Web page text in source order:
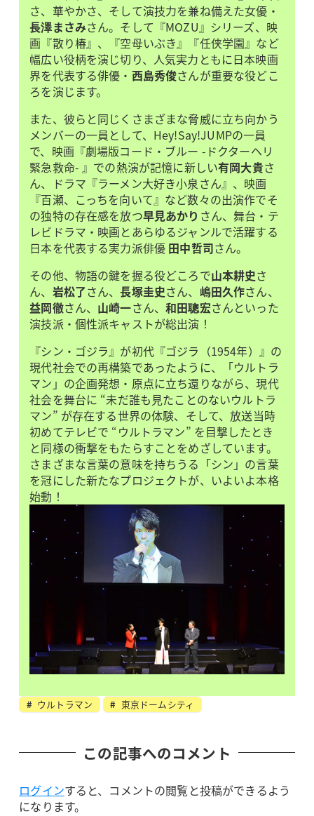
さ、華やかさ、そして演技力を兼ね備えた女優・
長澤まさみさん。そして『MOZU』シリーズ、映
画『散り椿』、『空⺟いぶき』『任侠学園』など
幅広い役柄を演じ切り、人気実力ともに日本映画
界を代表する俳優・ 西島秀俊さんが重要な役どこ
ろを演じます。
また、彼らと同じくさまざまな脅威に立ち向かう
メンバーの一員として、Hey!Say!JUMPの一員
で、映画『劇場版コード・ブルー -ドクターヘリ
緊急救命- 』での熱演が記憶に新しい有岡大貴さ
ん、ドラマ『ラーメン大好き小泉さん』、映画
『百瀬、こっちを向いて』など数々の出演作でそ
の独特の存在感を放つ早見あかり さん、舞台・テ
レビドラマ・映画とあらゆるジャンルで活躍する
日本を代表する実力派俳優 田中哲司さん。
その他、物語の鍵を握る役どころで山本耕史さ
ん、 岩松了さん、長塚圭史さん、 嶋田久作さん、
益岡徹さん、 山崎一さん、和田聰宏さんといった
演技派・個性派キャストが総出演！
『シン・ゴジラ』が初代『ゴジラ（1954年）』の
現代社会での再構築であったように、「ウルトラ
マン」の企画発想・原点に立ち還りながら、現代
社会を舞台に “未だ誰も見たことのないウルトラ
マン” が存在する世界の体験、そして、放送当時
初めてテレビで “ウルトラマン” を目撃したとき
と同様の衝撃をもたらすことをめざしています。
さまざまな言葉の意味を持ちうる「シン」の言葉
を冠にした新たなプロジェクトが、いよいよ本格
始動！
ウルトラマン 東京ドームシティ
この記事へのコメント
ログインすると、コメントの閲覧と投稿ができるよう
になります。